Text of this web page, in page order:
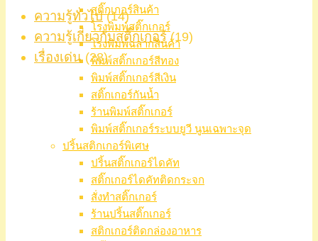
สติ๊กเกอร์สินค้า
โรงพิมพ์สติ๊กเกอร์
โรงพิมพ์ฉลากสินค้า
พิมพ์สติ๊กเกอร์สีทอง
พิมพ์สติ๊กเกอร์สีเงิน
สติ๊กเกอร์กันน้ำ
ร้านพิมพ์สติ๊กเกอร์
พิมพ์สติ๊กเกอร์ระบบยูวี นูนเฉพาะจุด
ปริ้นสติกเกอร์พิเศษ
ปริ้นสติ๊กเกอร์ไดคัท
สติ๊กเกอร์ไดคัทติดกระจก
สั่งทำสติ๊กเกอร์
ร้านปริ้นสติ๊กเกอร์
สติกเกอร์ติดกล่องอาหาร
ความรู้ทั่วไป(14)
ความรู้เกี่ยวกับสติ๊กเกอร์(19)
เรื่องเด่น(28)